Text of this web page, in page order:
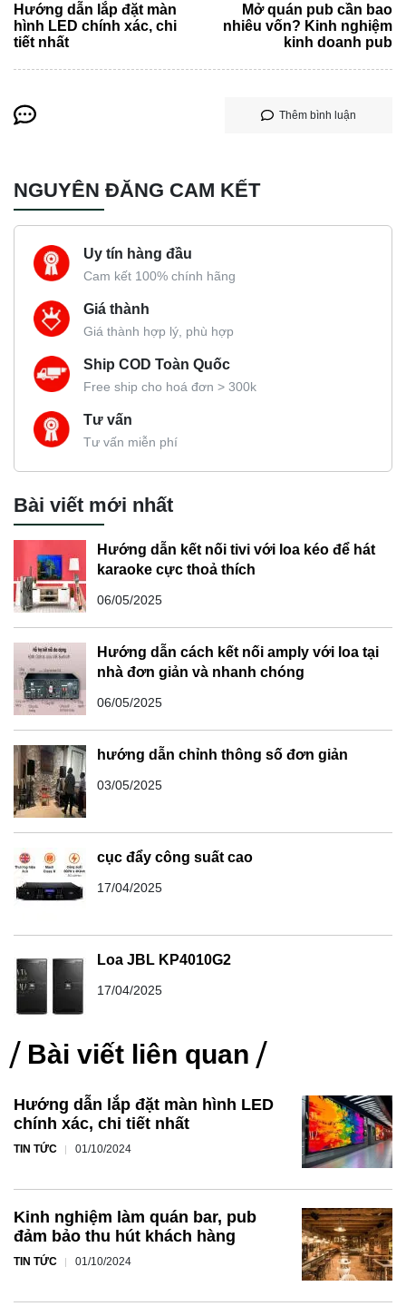
Hướng dẫn lắp đặt màn
hình LED chính xác, chi
tiết nhất
Mở quán pub cần bao
nhiêu vốn? Kinh nghiệm
kinh doanh pub
Thêm bình luận
NGUYÊN ĐĂNG CAM KẾT
Uy tín hàng đầu
Cam kết 100% chính hãng
Giá thành
Giá thành hợp lý, phù hợp
Ship COD Toàn Quốc
Free ship cho hoá đơn > 300k
Tư vấn
Tư vấn miễn phí
Bài viết mới nhất
Hướng dẫn kết nối tivi với loa kéo để hát
karaoke cực thoả thích
06/05/2025
Hướng dẫn cách kết nối amply với loa tại
nhà đơn giản và nhanh chóng
06/05/2025
hướng dẫn chỉnh thông số đơn giản
03/05/2025
cục đẩy công suất cao
17/04/2025
Loa JBL KP4010G2
17/04/2025
Bài viết liên quan
Hướng dẫn lắp đặt màn hình LED
chính xác, chi tiết nhất
TIN TỨC 01/10/2024
Kinh nghiệm làm quán bar, pub
đảm bảo thu hút khách hàng
TIN TỨC 01/10/2024